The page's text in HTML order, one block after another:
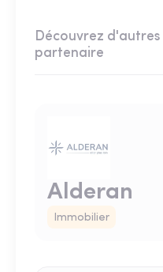
Découvrez
partenaire
Alderan
Immobilier